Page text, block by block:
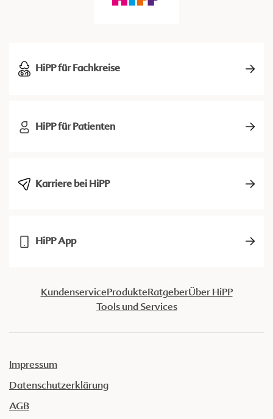
HiPP für Fachkreise
HiPP für Patienten
Karriere bei HiPP
HiPP App
KundenserviceProdukteRatgeberÜber HiPP
Tools und Services
Impressum
Datenschutzerklärung
AGB